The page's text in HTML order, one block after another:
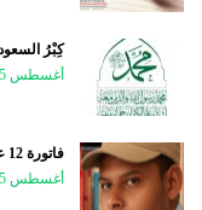
كِبْرُ
أغسطس 5, 2026
فاتورة 12 عامًا من الحصار والعدوان
أغسطس 5, 2026